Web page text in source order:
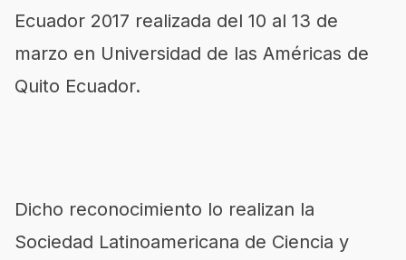
Ecuador 2017 realizada del 10 al 13 de
marzo en Universidad de las Américas de
Quito Ecuador.
Dicho reconocimiento lo realizan la
Sociedad Latinoamericana de Ciencia y